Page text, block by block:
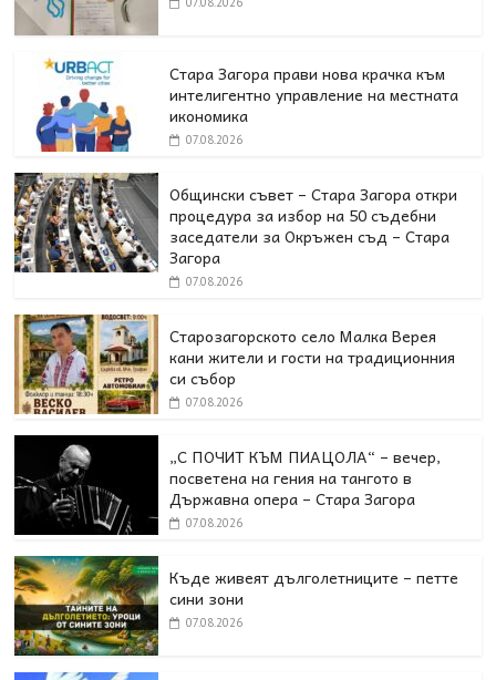
Стара Загора прави нова крачка към
интелигентно управление на местната
икономика
07.08.2026
Общински съвет – Стара Загора откри
процедура за избор на 50 съдебни
заседатели за Окръжен съд – Стара
Загора
07.08.2026
Старозагорското село Малка Верея
кани жители и гости на традиционния
си събор
07.08.2026
„С ПОЧИТ КЪМ ПИАЦОЛА“ – вечер,
посветена на гения на тангото в
Държавна опера – Стара Загора
07.08.2026
Къде живеят дълголетниците – петте
сини зони
07.08.2026